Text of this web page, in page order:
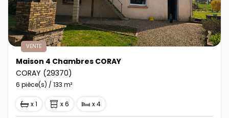
VENTE
Maison 4 Chambres CORAY
CORAY (29370)
6 pièce(s) / 133 m²
x 1 x 6 x 4